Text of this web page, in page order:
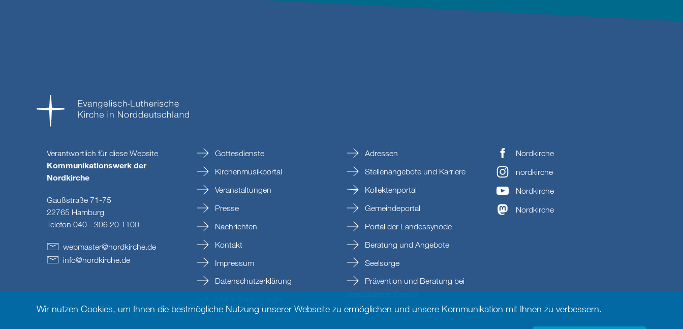
Verantwortlich für diese Website
Kommunikationswerk der
Nordkirche
Gaußstraße 71-75
22765 Hamburg
Telefon 040 - 306 20 1100
webmaster@nordkirche.de
info@nordkirche.de
Gottesdienste
Kirchenmusikportal
Veranstaltungen
Presse
Nachrichten
Kontakt
Impressum
Datenschutzerklärung
Adressen
Stellenangebote und Karriere
Kollektenportal
Gemeindeportal
Portal der Landessynode
Beratung und Angebote
Seelsorge
Prävention und Beratung bei
sexualisierter Gewalt
Nordkirche
nordkirche
Nordkirche
Nordkirche
Wir nutzen Cookies, um Ihnen die bestmögliche Nutzung unserer Webseite zu ermöglichen und unsere Kommunikation mit Ihnen zu verbessern.